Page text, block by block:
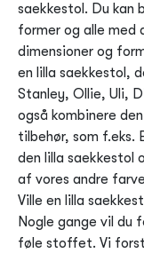
saekkestol. Du kan
former og alle med
dimensioner og
en lilla saekkestol,
Stanley, Ollie, Uli,
også kombinere
tilbehør, som f.eks.
den lilla saekkestol
af vores andre
Ville en lilla
Nogle gange vil du
føle stoffet. Vi